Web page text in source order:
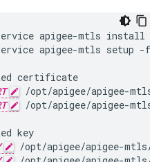
apigee-mtls setup -
/opt/apigee/apigee-mtls/
/opt/apigee/apigee-mtls/
/opt/apigee/apigee-mtls/